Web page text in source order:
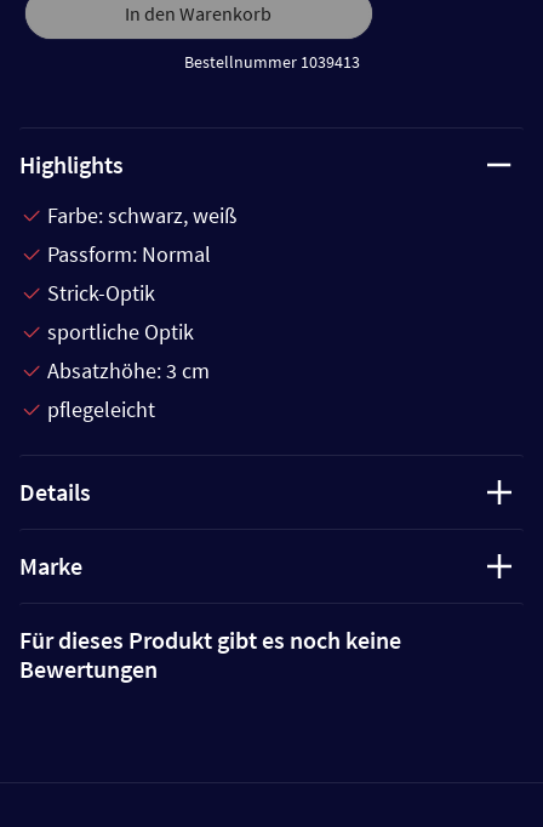
In den Warenkorb
Bestellnummer 1039413
Highlights
Farbe: schwarz, weiß
Passform: Normal
Strick-Optik
sportliche Optik
Absatzhöhe: 3 cm
pflegeleicht
Details
Marke
Für dieses Produkt gibt es noch keine
Bewertungen